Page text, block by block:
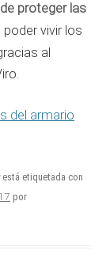
proteger las
poder vivir los
al
del armario
está etiquetada con
por